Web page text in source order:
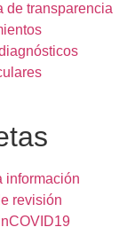
de transparencia
información
revisión